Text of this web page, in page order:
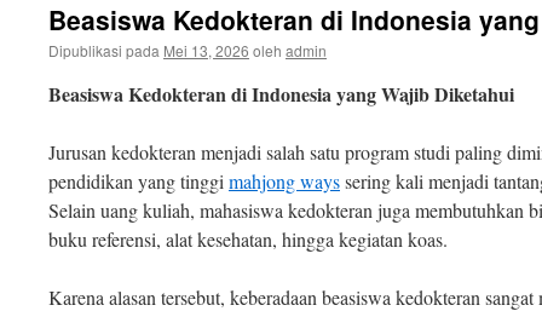
Beasiswa Kedokteran di Indonesia
Dipublikasi pada Mei 13, 2026 oleh admin
Beasiswa Kedokteran di Indonesia yang Wajib Diketahui
Jurusan kedokteran menjadi salah satu program studi paling
pendidikan yang tinggi mahjong wayssering kali menjadi
Selain uang kuliah, mahasiswa kedokteran juga membutuhkan
buku referensi, alat kesehatan, hingga kegiatan koas.
Karena alasan tersebut, keberadaan beasiswa kedokteran